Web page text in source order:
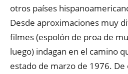
otros países
Desde aproximaciones muy
filmes (espolón de proa de
luego) indagan en el camino
estado de marzo de 1976.